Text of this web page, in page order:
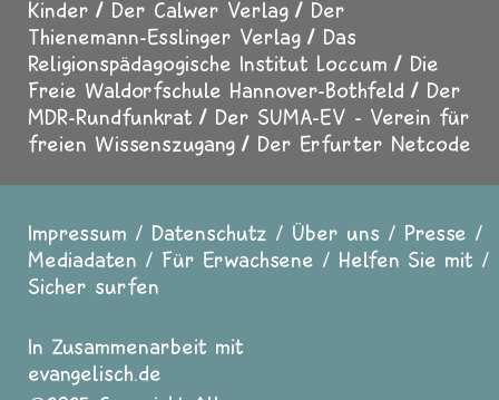
Kinder
Der Calwer Verlag
Der
Thienemann-Esslinger Verlag
Das
Religionspädagogische Institut Loccum
Die
Freie Waldorfschule Hannover-Bothfeld
Der
MDR-Rundfunkrat
Der SUMA-EV - Verein für
freien Wissenszugang
Der Erfurter Netcode
Fußzeile
Impressum Datenschutz Über uns
Presse
Mediadaten
Für Erwachsene
Helfen Sie mit
Sicher surfen
In Zusammenarbeit mit
evangelisch.de